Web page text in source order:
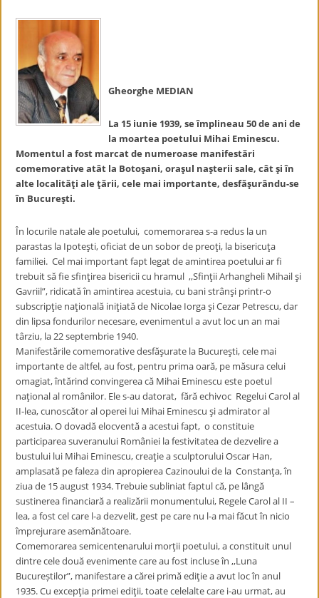
Gheorghe MEDIAN
La 15 iunie 1939, se împlineau 50 de ani de
la moartea poetului Mihai Eminescu.
Momentul a fost marcat de numeroase manifestări
comemorative atât la Botoşani, oraşul naşterii sale, cât şi în
alte localităţi ale ţării, cele mai importante, desfăşurându-se
în Bucureşti.
În locurile natale ale poetului, comemorarea s-a redus la un
parastas la Ipoteşti, oficiat de un sobor de preoţi, la bisericuţa
familiei. Cel mai important fapt legat de amintirea poetului ar fi
trebuit să fie sfinţirea bisericii cu hramul ,,Sfinţii Arhangheli Mihail şi
Gavriil”, ridicată în amintirea acestuia, cu bani strânşi printr-o
subscripţie naţională iniţiată de Nicolae Iorga şi Cezar Petrescu, dar
din lipsa fondurilor necesare, evenimentul a avut loc un an mai
târziu, la 22 septembrie 1940.
Manifestările comemorative desfăşurate la Bucureşti, cele mai
importante de altfel, au fost, pentru prima oară, pe măsura celui
omagiat, întărind convingerea că Mihai Eminescu este poetul
naţional al românilor. Ele s-au datorat, fără echivoc Regelui Carol al
II-lea, cunoscător al operei lui Mihai Eminescu şi admirator al
acestuia. O dovadă elocventă a acestui fapt, o constituie
participarea suveranului României la festivitatea de dezvelire a
bustului lui Mihai Eminescu, creaţie a sculptorului Oscar Han,
amplasată pe faleza din apropierea Cazinoului de la Constanţa, în
ziua de 15 august 1934. Trebuie subliniat faptul că, pe lângă
sustinerea financiară a realizării monumentului, Regele Carol al II –
lea, a fost cel care l-a dezvelit, gest pe care nu l-a mai făcut în nicio
împrejurare asemănătoare.
Comemorarea semicentenarului morţii poetului, a constituit unul
dintre cele două evenimente care au fost incluse în ,,Luna
Bucureștilor”, manifestare a cărei primă ediţie a avut loc în anul
1935. Cu excepţia primei ediţii, toate celelalte care i-au urmat, au